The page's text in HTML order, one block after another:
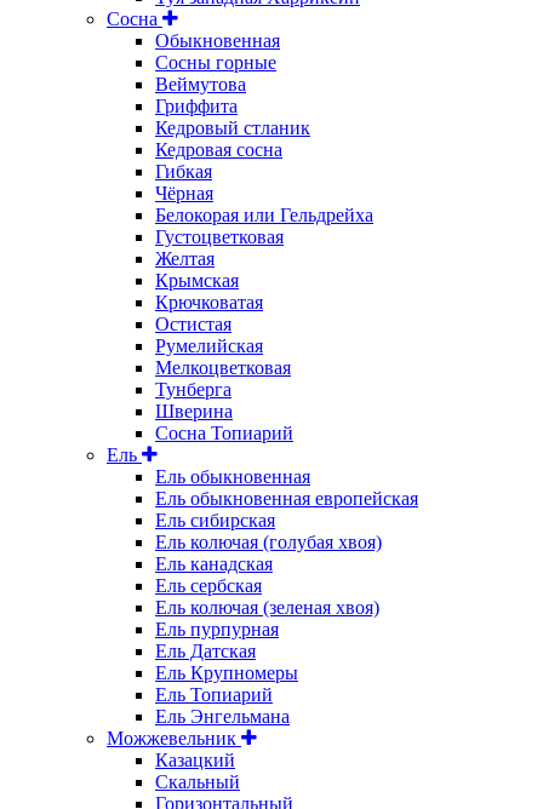
Сосна
Обыкновенная
Сосны горные
Веймутова
Гриффита
Кедровый стланик
Кедровая сосна
Гибкая
Чёрная
Белокорая или Гельдрейха
Густоцветковая
Желтая
Крымская
Крючковатая
Остистая
Румелийская
Мелкоцветковая
Тунберга
Шверина
Сосна Топиарий
Ель
Ель обыкновенная
Ель обыкновенная европейская
Ель сибирская
Ель колючая (голубая хвоя)
Ель канадская
Ель сербская
Ель колючая (зеленая хвоя)
Ель пурпурная
Ель Датская
Ель Крупномеры
Ель Топиарий
Ель Энгельмана
Можжевельник
Казацкий
Скальный
Горизонтальный